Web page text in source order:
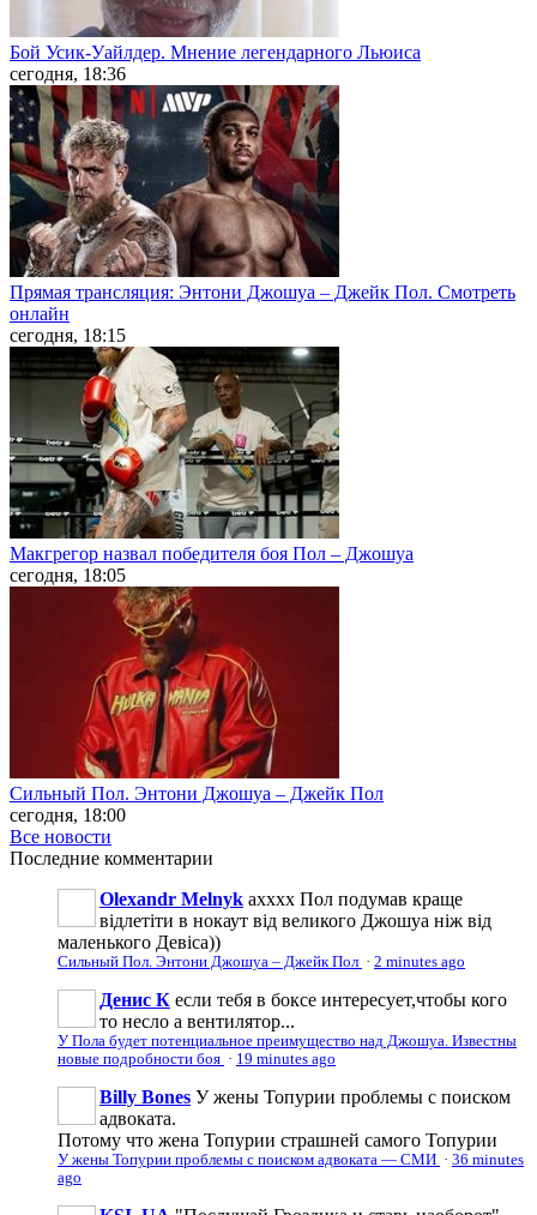
Бой Усик-Уайлдер. Мнение легендарного Льюиса
сегодня, 18:36
Прямая трансляция: Энтони Джошуа – Джейк Пол. Смотреть
онлайн
сегодня, 18:15
Макгрегор назвал победителя боя Пол – Джошуа
сегодня, 18:05
Сильный Пол. Энтони Джошуа – Джейк Пол
сегодня, 18:00
Все новости
Последние комментарии
Olexandr Melnyk ахххх Пол подумав краще
відлетіти в нокаут від великого Джошуа ніж від
маленького Девіса))
Сильный Пол. Энтони Джошуа – Джейк Пол · 2 minutes ago
Денис К если тебя в боксе интересует,чтобы кого
то несло а вентилятор...
У Пола будет потенциальное преимущество над Джошуа. Известны
новые подробности боя · 19 minutes ago
Billy Bones У жены Топурии проблемы с поиском
адвоката.
Потому что жена Топурии страшней самого Топурии
У жены Топурии проблемы с поиском адвоката — СМИ · 36 minutes
ago